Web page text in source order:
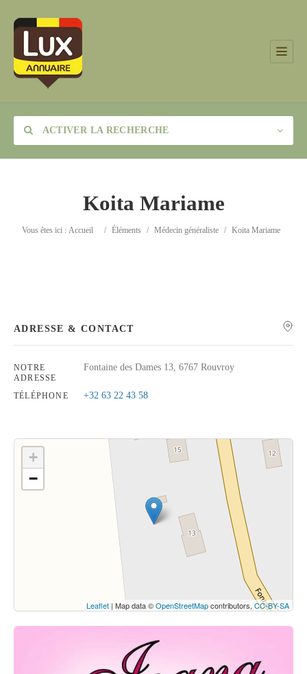
ACTIVER LA RECHERCHE
Catégorie
Koita Mariame
Vous êtes ici : Accueil / Éléments / Médecin généraliste / Koita Mariame
ADRESSE & CONTACT
NOTRE
ADRESSE
Fontaine des Dames 13, 6767 Rouvroy
TÉLÉPHONE +32 63 22 43 58
Cliquez sur le bouton pour afficher la carte.
+
−
Leaflet | Map data ©OpenStreetMapcontributors, CC-BY-SA